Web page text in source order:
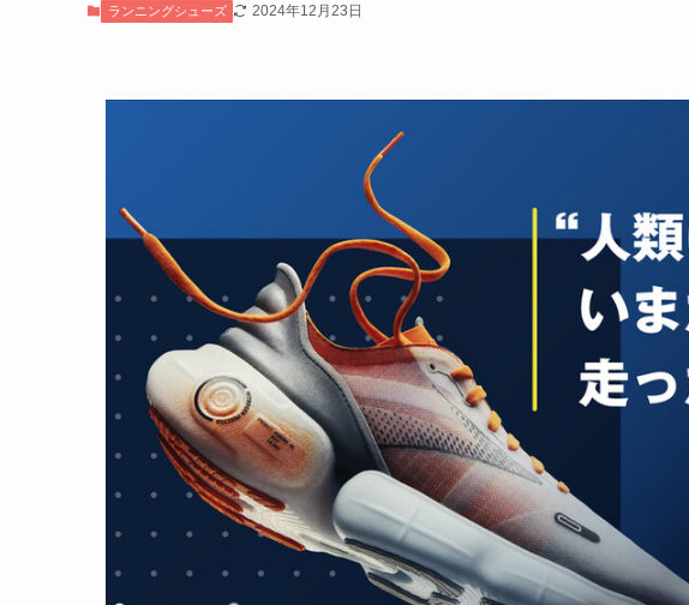
ランニングシューズ 2024年12月23日